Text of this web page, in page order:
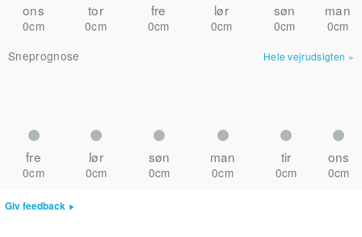
ons tor fre lør søn man
0cm 0cm 0cm 0cm 0cm
0cm
Sneprognose
Hele vejrudsigten »
fre lør søn man tir ons
0cm 0cm 0cm 0cm 0cm 0cm
Giv feedback